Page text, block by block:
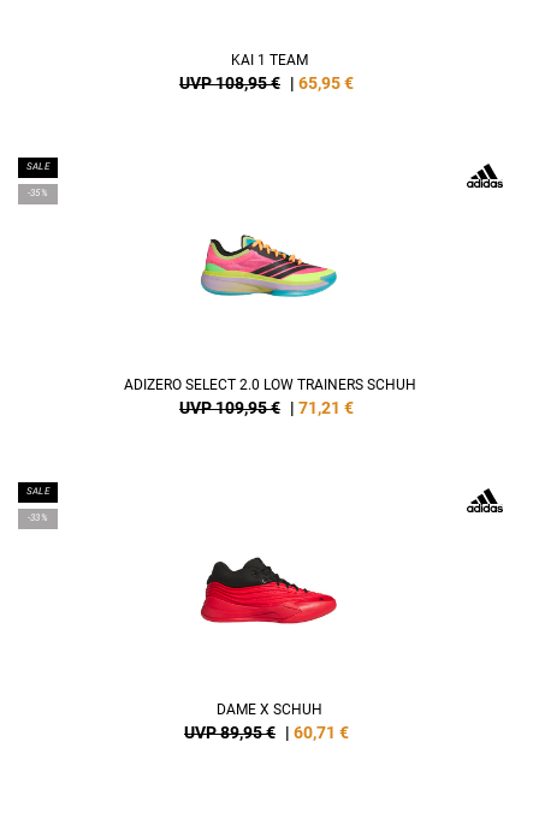
KAI 1 TEAM
UVP 108,95 € | 65,95€
SALE
-35%
ADIZERO SELECT 2.0 LOW TRAINERS SCHUH
UVP 109,95 € | 71,21 €
SALE
-33%
DAME X SCHUH
UVP 89,95 € | 60,71 €